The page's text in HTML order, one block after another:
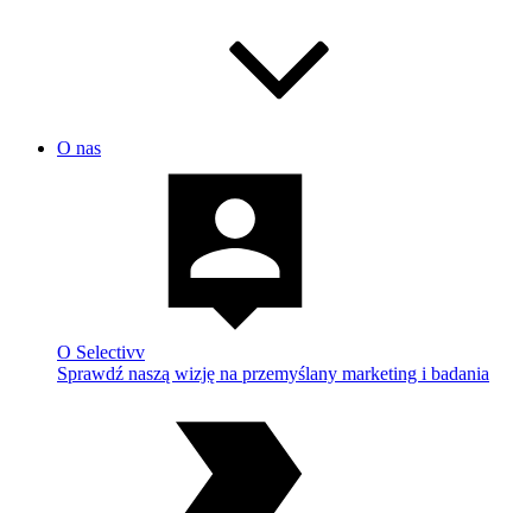
O nas
O Selectivv
Sprawdź naszą wizję na przemyślany marketing i badania